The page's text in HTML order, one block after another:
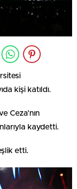
kişi katıldı.
Ceza’nın
kaydetti.
etti.